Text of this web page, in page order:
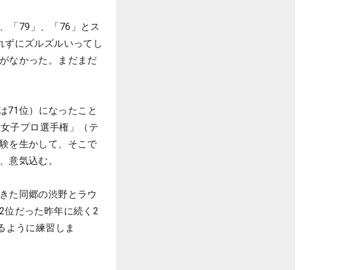
「79」、「76」とス
ずにズルズルいってし
なかった。まだまだ
71位）になったこと
子プロ選手権」（テ
を生かして、そこで
意気込む。
た同郷の渋野とラウ
位だった昨年に続く2
ように練習しま